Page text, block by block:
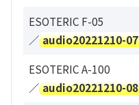
ESOTERIC F-05
／ audio20221210-07
ESOTERIC A-100
／ audio20221210-08